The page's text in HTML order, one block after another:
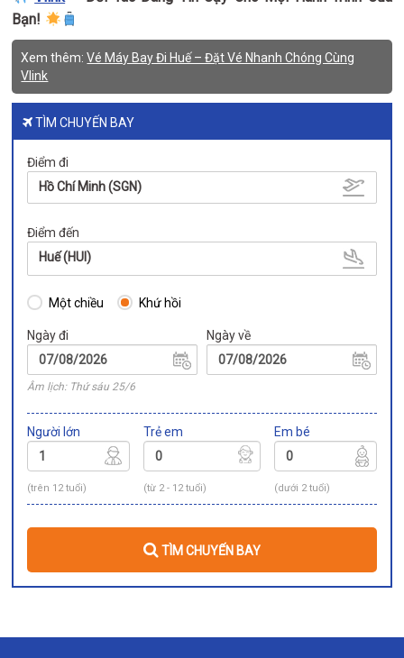
Bạn!
Xem thêm:Vé Máy Bay Đi Huế – Đặt Vé Nhanh Chóng Cùng
Vlink
TÌM CHUYẾN BAY
Điểm đi
Hồ Chí Minh (SGN)
Điểm đến
Huế (HUI)
Một chiều Khứ hồi
Ngày đi
Âm lịch: Thứ sáu 25/6
Ngày về
Người lớn
(trên 12 tuổi)
Trẻ em
(từ 2 - 12 tuổi)
Em bé
(dưới 2 tuổi)
TÌM CHUYẾN BAY